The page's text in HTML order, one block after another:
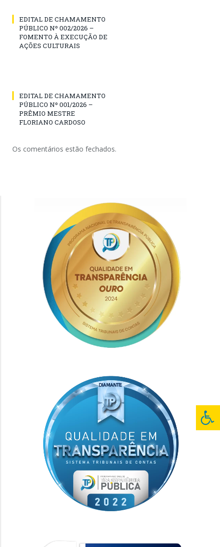
EDITAL DE CHAMAMENTO
PÚBLICO Nº 002/2026 –
FOMENTO À EXECUÇÃO DE
AÇÕES CULTURAIS
EDITAL DE CHAMAMENTO
PÚBLICO Nº 001/2026 –
PRÊMIO MESTRE
FLORIANO CARDOSO
Os comentários estão fechados.